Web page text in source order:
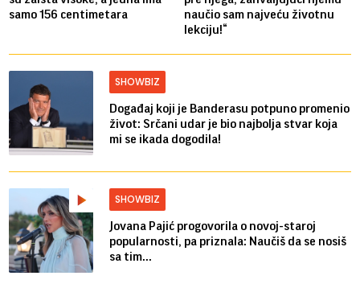
samo 156 centimetara
naučio sam najveću životnu
lekciju!“
SHOWBIZ
Događaj koji je Banderasu potpuno promenio
život: Srčani udar je bio najbolja stvar koja
mi se ikada dogodila!
SHOWBIZ
Jovana Pajić progovorila o novoj-staroj
popularnosti, pa priznala: Naučiš da se nosiš
sa tim...